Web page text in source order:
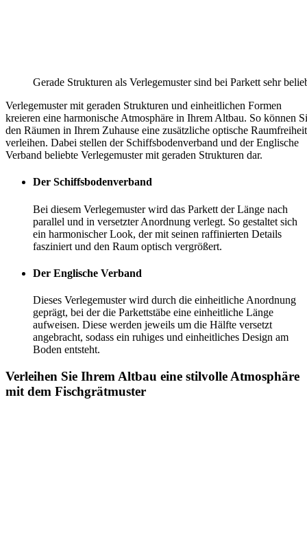
Gerade Strukturen als Verlegemuster sind bei Parkett sehr
Verlegemuster mit geraden Strukturen und einheitlichen Formen
kreieren eine harmonische Atmosphäre in Ihrem Altbau. So können
den Räumen in Ihrem Zuhause eine zusätzliche optische Raumfreiheit
verleihen. Dabei stellen der Schiffsbodenverband und der Englische
Verband beliebte Verlegemuster mit geraden Strukturen dar.
Der Schiffsbodenverband
Bei diesem Verlegemuster wird das Parkett der Länge nach
parallel und in versetzter Anordnung verlegt. So gestaltet sich
ein harmonischer Look, der mit seinen raffinierten Details
fasziniert und den Raum optisch vergrößert.
Der Englische Verband
Dieses Verlegemuster wird durch die einheitliche Anordnung
geprägt, bei der die Parkettstäbe eine einheitliche Länge
aufweisen. Diese werden jeweils um die Hälfte versetzt
angebracht, sodass ein ruhiges und einheitliches Design am
Boden entsteht.
Verleihen Sie Ihrem Altbau eine stilvolle Atmosphäre
mit dem Fischgrätmuster